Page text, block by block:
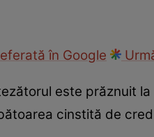
în Google
este prăznuit
cinstită de